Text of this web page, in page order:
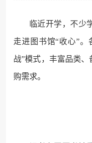
临近开学，不少
走进图书馆“收心”
战”模式，丰富品类
购需求。